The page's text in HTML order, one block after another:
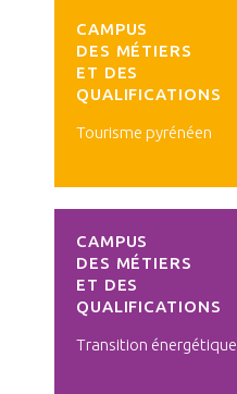
CAMPUS
DES MÉTIERS
ET DES
QUALIFICATIONS
Tourisme pyrénéen
CAMPUS
DES MÉTIERS
ET DES
QUALIFICATIONS
Transition énergétique